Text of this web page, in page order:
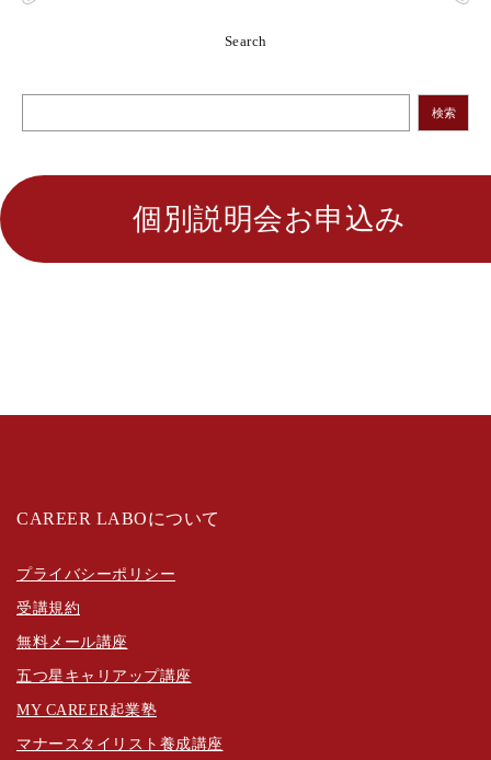
Search
検索
個別説明会お申込み
CAREER LABOについて
プライバシーポリシー
受講規約
無料メール講座
五つ星キャリアップ講座
MY CAREER起業塾
マナースタイリスト養成講座